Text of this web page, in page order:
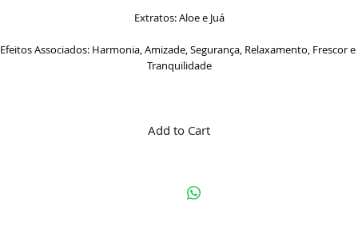
Extratos: Aloe e Juá
Efeitos Associados: Harmonia, Amizade, Segurança, Relaxamento, Frescor e
Tranquilidade
Add to Cart